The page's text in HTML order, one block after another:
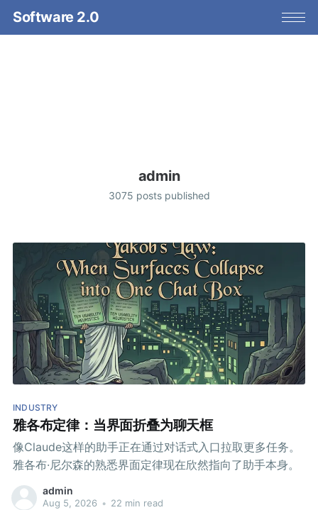
Software 2.0
admin
3075 posts published
INDUSTRY
雅各布定律：当界面折叠为聊天框
像Claude这样的助手正在通过对话式入口拉取更多任务。
雅各布·尼尔森的熟悉界面定律现在欣然指向了助手本身。
admin
Aug 5, 2026 • 22 min read